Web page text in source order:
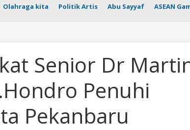
Olahraga kita Politik Artis Abu Sayyaf ASEAN
Senior Dr
Penuhi
Pekanbaru